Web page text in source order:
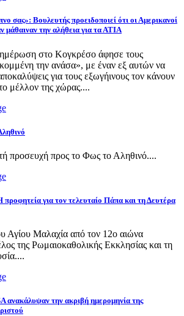
σας»: Βουλευτής προειδοποιεί ότι οι Αμερικανοί
μάθαιναν την αλήθεια για τα ΑΤΙΑ
στο Κογκρέσο άφησε τους
την ανάσα», με έναν εξ αυτών να
για τους εξωγήινους τον κάνουν
μέλλον της χώρας....
προσευχή προς το Φως το Αληθινό....
προφητεία για τον τελευταίο Πάπα και τη Δευτέρα
Αγίου Μαλαχία από τον 12ο αιώνα
της Ρωμαιοκαθολικής Εκκλησίας και τη
ανακάλυψαν την ακριβή ημερομηνία της